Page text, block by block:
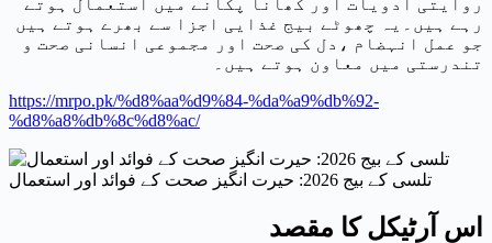
رہے ہیں۔یہ چھوٹے بیج غذایی اجزا سے بھرے ہوتے ہیں
جو عمل انہضام ،دل کی صحت اور مجموعی انسانی صحت و
تندرستی میں معاون ہوتے ہیں۔
https://mrpo.pk/%d8%aa%d9%84-%da%a9%db%92-
%d8%a8%db%8c%d8%ac/
تلسی کے بیج 2026: حیرت انگیز صحت کے فوائد اور استعمال
اس آرٹیکل کا مقصد